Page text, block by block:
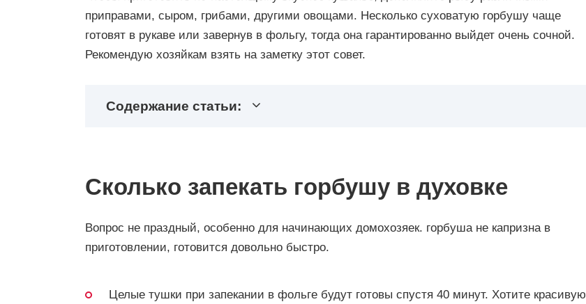
приправами, сыром, грибами, другими овощами. Несколько суховатую горбушу чаще
готовят в рукаве или завернув в фольгу, тогда она гарантированно выйдет очень сочной.
Рекомендую хозяйкам взять на заметку этот совет.
Содержание статьи:
Сколько запекать горбушу в духовке
Вопрос не праздный, особенно для начинающих домохозяек. горбуша не капризна в
приготовлении, готовится довольно быстро.
Целые тушки при запекании в фольге будут готовы спустя 40 минут. Хотите красивую